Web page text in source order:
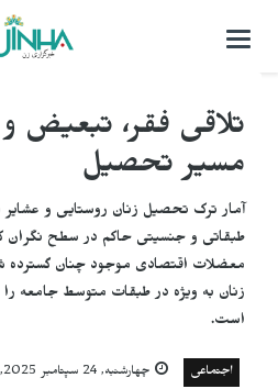
باز
بستن
تلاقی فقر، تبعیض
مسیر تحصیل
آمار ترک تحصیل زنان روستایی و
طبقاتی و جنسیتی حاکم در سطح نگران
معضلات اقتصادی موجود چنان
زنان به ویژه در طبقات متوسط جامعه را
است.
اجتماعی چهارشنبه, 24 سپتامبر 2025, 08:00